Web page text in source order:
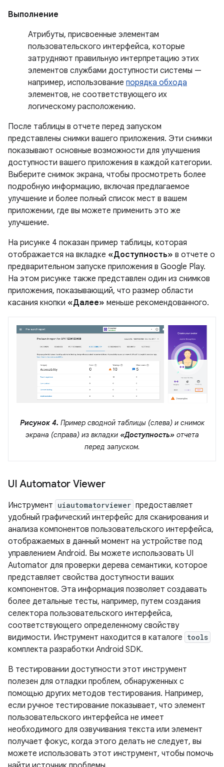
Выполнение
Атрибуты, присвоенные элементам
пользовательского интерфейса, которые
затрудняют правильную интерпретацию этих
элементов службами доступности системы —
например, использование порядка обхода
элементов, не соответствующего их
логическому расположению.
После таблицы в отчете перед запуском
представлены снимки вашего приложения. Эти снимки
показывают основные возможности для улучшения
доступности вашего приложения в каждой категории.
Выберите снимок экрана, чтобы просмотреть более
подробную информацию, включая предлагаемое
улучшение и более полный список мест в вашем
приложении, где вы можете применить это же
улучшение.
На рисунке 4 показан пример таблицы, которая
отображается на вкладке «Доступность» в отчете о
предварительном запуске приложения в Google Play.
На этом рисунке также представлен один из снимков
приложения, показывающий, что размер области
касания кнопки «Далее» меньше рекомендованного.
Рисунок 4. Пример сводной таблицы (слева) и снимок
экрана (справа) из вкладки «Доступность»отчета
перед запуском.
UI Automator Viewer
Инструмент uiautomatorviewer предоставляет
удобный графический интерфейс для сканирования и
анализа компонентов пользовательского интерфейса,
отображаемых в данный момент на устройстве под
управлением Android. Вы можете использовать UI
Automator для проверки дерева семантики, которое
представляет свойства доступности ваших
компонентов. Эта информация позволяет создавать
более детальные тесты, например, путем создания
селектора пользовательского интерфейса,
соответствующего определенному свойству
видимости. Инструмент находится в каталоге tools
комплекта разработки Android SDK.
В тестировании доступности этот инструмент
полезен для отладки проблем, обнаруженных с
помощью других методов тестирования. Например,
если ручное тестирование показывает, что элемент
пользовательского интерфейса не имеет
необходимого для озвучивания текста или элемент
получает фокус, когда этого делать не следует, вы
можете использовать этот инструмент, чтобы помочь